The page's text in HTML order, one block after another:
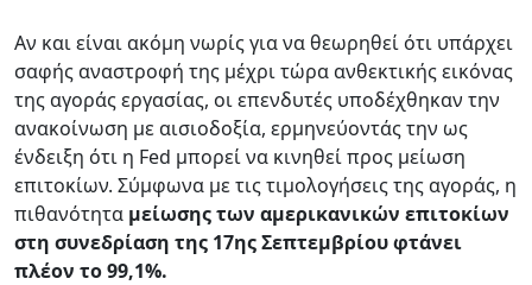
Αν και είναι ακόμη νωρίς για να θεωρηθεί ότι υπάρχει
σαφής αναστροφή της μέχρι τώρα ανθεκτικής εικόνας
της αγοράς εργασίας, οι επενδυτές υποδέχθηκαν την
ανακοίνωση με αισιοδοξία, ερμηνεύοντάς την ως
ένδειξη ότι η Fed μπορεί να κινηθεί προς μείωση
επιτοκίων. Σύμφωνα με τις τιμολογήσεις της αγοράς, η
πιθανότητα μείωσης των αμερικανικών επιτοκίων
στη συνεδρίαση της 17ης Σεπτεμβρίου φτάνει
πλέον το 99,1%.